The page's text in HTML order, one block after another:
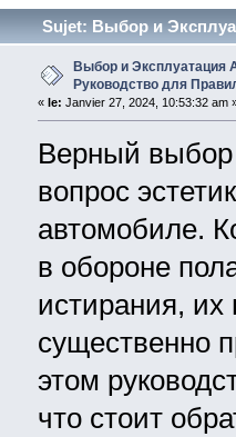
Sujet: Выбор и
Выбор и Эксплуатация
Руководство для
« le: Janvier 27, 2024, 10:53:32 am
Верный выбор
вопрос
автомобиле.
в обороне
истирания,
существенно
этом
что стоит